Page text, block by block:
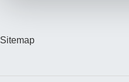
Sitemap